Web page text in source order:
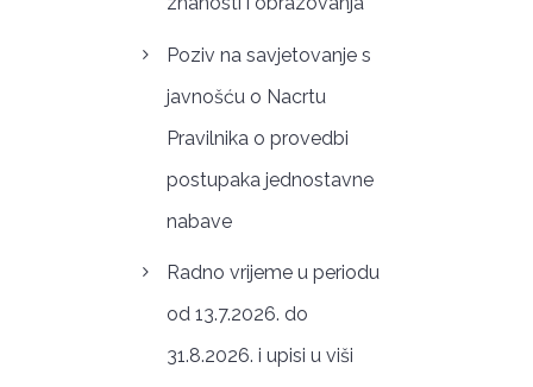
Poziv na savjetovanje s
javnošću o Nacrtu
Pravilnika o provedbi
postupaka jednostavne
nabave
Radno vrijeme u periodu
od 13.7.2026. do
31.8.2026. i upisi u viši